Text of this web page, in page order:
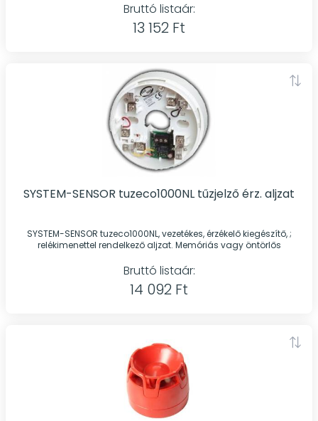
Bruttó listaár:
13 152 Ft
SYSTEM-SENSOR tuzeco1000NL tűzjelző érz. aljzat
SYSTEM-SENSOR tuzeco1000NL, vezetékes, érzékelő kiegészítő, ;
relékimenettel rendelkező aljzat. Memóriás vagy öntörlős
Bruttó listaár:
14 092 Ft